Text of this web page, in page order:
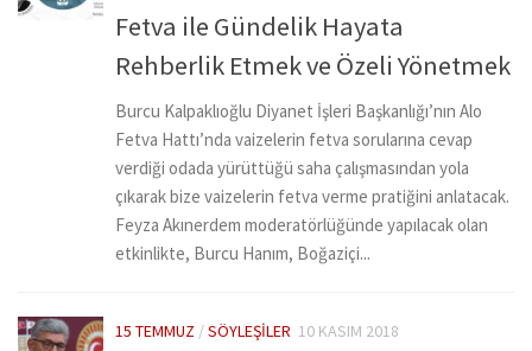
Fetva ile Gündelik Hayata
Rehberlik Etmek ve Özeli Yönetmek
Burcu Kalpaklıoğlu Diyanet İşleri Başkanlığı’nın Alo
Fetva Hattı’nda vaizelerin fetva sorularına cevap
verdiği odada yürüttüğü saha çalışmasından yola
çıkarak bize vaizelerin fetva verme pratiğini anlatacak.
Feyza Akınerdem moderatörlüğünde yapılacak olan
etkinlikte, Burcu Hanım, Boğaziçi...
15 TEMMUZ /SÖYLEŞILER 10 KASIM 2018